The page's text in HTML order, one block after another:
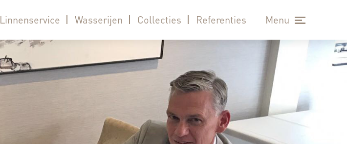
Linnenservice Wasserijen Collecties Referenties Menu